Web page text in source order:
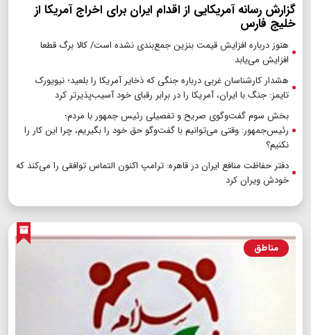
گزارش رسانه آمریکایی از اقدام ایران برای اخراج آمریکا از
خلیج فارس
هنوز درباره افزایش قیمت بنزین جمع‌بندی نشده است/ کالا برگ قطعا
افزایش می‌یابد
هشدار کارشناسان غربی درباره جنگی که ذخایر آمریکا را بلعید؛ نیویورک
تایمز: جنگ با ایران، آمریکا را در برابر رقبای خود آسیب‌پذیرتر کرد
بخش سوم گفت‌وگوی صریح و تفصیلی رئیس جمهور با مردم؛
رئیس‌جمهور: وقتی می‌توانیم با گفت‌وگو حق خود را بگیریم، چرا این کار را
نکنیم؟
دفتر حفاظت منافع ایران در قاهره: ترامپ اکنون التماس توافقی را می‌کند که
خودش ویران کرد
مناطق